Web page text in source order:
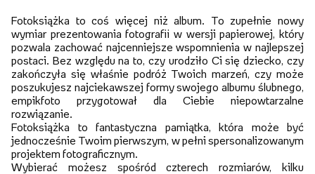
Fotoksiążka to coś więcej niż album. To zupełnie nowy
wymiar prezentowania fotografii w wersji papierowej, który
pozwala zachować najcenniejsze wspomnienia w najlepszej
postaci. Bez względu na to, czy urodziło Ci się dziecko, czy
zakończyła się właśnie podróż Twoich marzeń, czy może
poszukujesz najciekawszej formy swojego albumu ślubnego,
empikfoto przygotował dla Ciebie niepowtarzalne
rozwiązanie.
Fotoksiążka to fantastyczna pamiątka, która może być
jednocześnie Twoim pierwszym, w pełni spersonalizowanym
projektem fotograficznym.
Wybierać możesz spośród czterech rozmiarów, kilku